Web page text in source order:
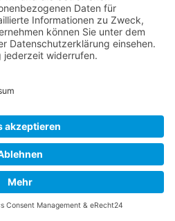
und
Erstberatung
Thema